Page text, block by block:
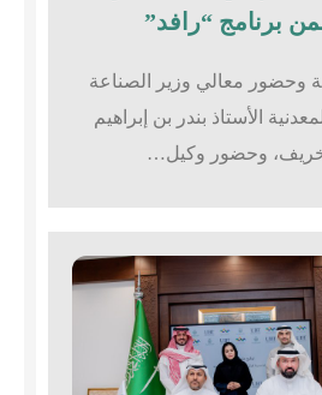
برنامج “رافد”
وحضور معالي وزير الصناعة
الأستاذ بندر بن إبراهيم
وحضور وكيل…